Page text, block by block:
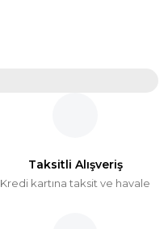
Taksitli Alışveriş
Kredi kartına taksit ve havale